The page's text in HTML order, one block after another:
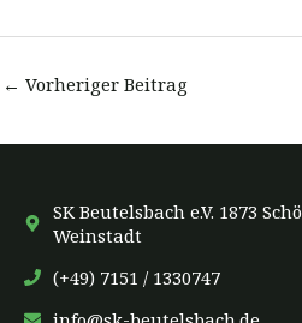
← Vorheriger Beitrag
SK Beutelsbach e.V. 1873
Weinstadt
(+49) 7151 / 1330747